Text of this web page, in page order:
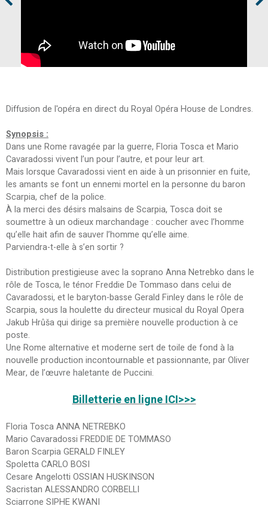
Diffusion de l'opéra en direct du Royal Opéra House de Londres.
Synopsis :
Dans une Rome ravagée par la guerre, Floria Tosca et Mario
Cavaradossi vivent l’un pour l’autre, et pour leur art.
Mais lorsque Cavaradossi vient en aide à un prisonnier en fuite,
les amants se font un ennemi mortel en la personne du baron
Scarpia, chef de la police.
À la merci des désirs malsains de Scarpia, Tosca doit se
soumettre à un odieux marchandage : coucher avec l’homme
qu’elle hait afin de sauver l’homme qu’elle aime.
Parviendra-t-elle à s’en sortir ?
Distribution prestigieuse avec la soprano Anna Netrebko dans le
rôle de Tosca, le ténor Freddie De Tommaso dans celui de
Cavaradossi, et le baryton-basse Gerald Finley dans le rôle de
Scarpia, sous la houlette du directeur musical du Royal Opera
Jakub Hrůša qui dirige sa première nouvelle production à ce
poste.
Une Rome alternative et moderne sert de toile de fond à la
nouvelle production incontournable et passionnante, par Oliver
Mear, de l’œuvre haletante de Puccini.
Billetterie en ligne ICI>>>
Floria Tosca ANNA NETREBKO
Mario Cavaradossi FREDDIE DE TOMMASO
Baron Scarpia GERALD FINLEY
Spoletta CARLO BOSI
Cesare Angelotti OSSIAN HUSKINSON
Sacristan ALESSANDRO CORBELLI
Sciarrone SIPHE KWANI